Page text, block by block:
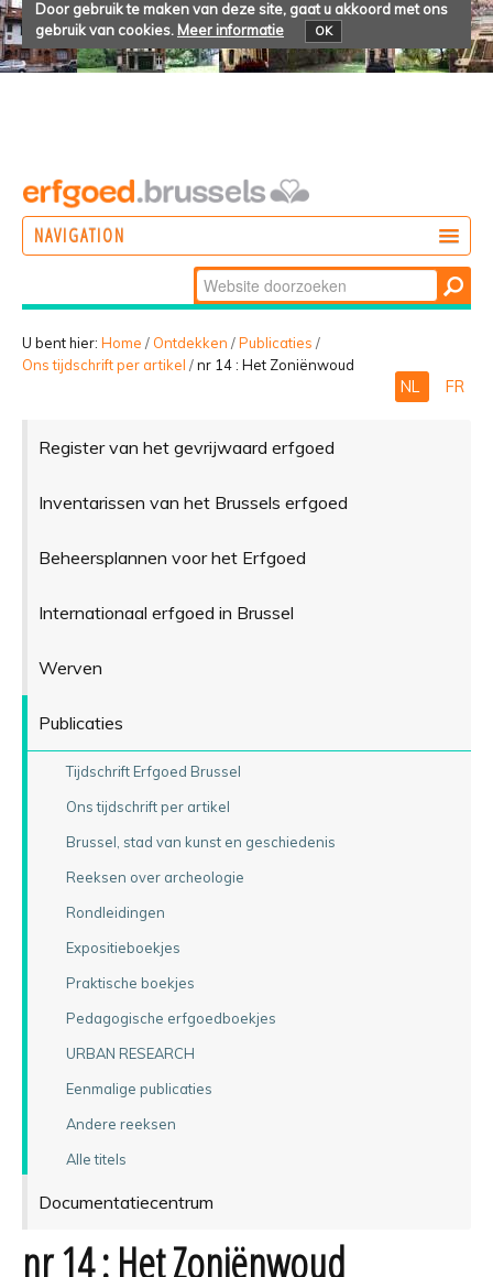
Door gebruik te maken van deze site, gaat u akkoord met ons
gebruik van cookies. Meer informatie OK
NAVIGATION
BELEVEN
Zoek
Geavanceerd
zoeken...
U bent hier: Home / Ontdekken /Publicaties /
Ons tijdschrift per artikel /nr 14 : Het Zoniënwoud
NL FR
Register van het gevrijwaard erfgoed
Inventarissen van het Brussels erfgoed
Beheersplannen voor het Erfgoed
Internationaal erfgoed in Brussel
Werven
Publicaties
Tijdschrift Erfgoed Brussel
Ons tijdschrift per artikel
Brussel, stad van kunst en geschiedenis
Reeksen over archeologie
Rondleidingen
Expositieboekjes
Praktische boekjes
Pedagogische erfgoedboekjes
URBAN RESEARCH
Eenmalige publicaties
Andere reeksen
Alle titels
Documentatiecentrum
nr 14 : Het Zoniënwoud